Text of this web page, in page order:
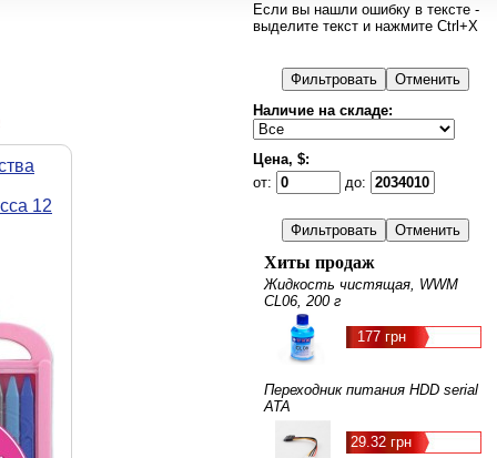
12
Если вы нашли ошибку в тексте -
выделите текст и нажмите Ctrl+X
Наличие на складе:
Цена, $:
от:
до:
Хиты продаж
Жидкость чистящая, WWM
CL06, 200 г
177 грн
Переходник питания HDD serial
ATA
29.32 грн